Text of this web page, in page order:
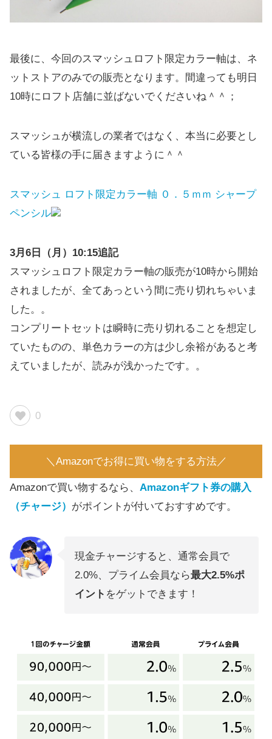
最後に、今回のスマッシュロフト限定カラー軸は、ネ
ットストアのみでの販売となります。間違っても明日
10時にロフト店舗に並ばないでくださいね＾＾；
スマッシュが横流しの業者ではなく、本当に必要とし
ている皆様の手に届きますように＾＾
スマッシュ ロフト限定カラー軸 ０．５ｍｍ シャープ
ペンシル
3月6日（月）10:15追記
スマッシュロフト限定カラー軸の販売が10時から開始
されましたが、全てあっという間に売り切れちゃいま
した。。
コンプリートセットは瞬時に売り切れることを想定し
ていたものの、単色カラーの方は少し余裕があると考
えていましたが、読みが浅かったです。。
0
＼Amazonでお得に買い物をする方法／
Amazonで買い物するなら、 Amazonギフト券の購入
（チャージ） がポイントが付いておすすめです。
現金チャージすると、通常会員で
2.0%、プライム会員なら最大2.5%ポ
イント をゲットできます！